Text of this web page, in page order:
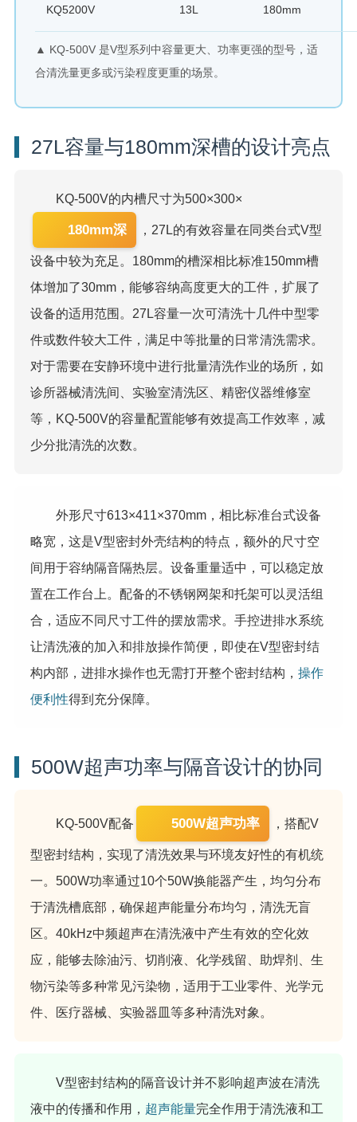
KQ5200V 13L 180mm
▲ KQ-500V 是V型系列中容量更大、功率更强的型号，适
合清洗量更多或污染程度更重的场景。
27L容量与180mm深槽的设计亮点
KQ-500V的内槽尺寸为500×300×
180mm深 ，27L的有效容量在同类台式V型
设备中较为充足。180mm的槽深相比标准150mm槽
体增加了30mm，能够容纳高度更大的工件，扩展了
设备的适用范围。27L容量一次可清洗十几件中型零
件或数件较大工件，满足中等批量的日常清洗需求。
对于需要在安静环境中进行批量清洗作业的场所，如
诊所器械清洗间、实验室清洗区、精密仪器维修室
等，KQ-500V的容量配置能够有效提高工作效率，减
少分批清洗的次数。
外形尺寸613×411×370mm，相比标准台式设备
略宽，这是V型密封外壳结构的特点，额外的尺寸空
间用于容纳隔音隔热层。设备重量适中，可以稳定放
置在工作台上。配备的不锈钢网架和托架可以灵活组
合，适应不同尺寸工件的摆放需求。手控进排水系统
让清洗液的加入和排放操作简便，即使在V型密封结
构内部，进排水操作也无需打开整个密封结构， 操作
便利性得到充分保障。
500W超声功率与隔音设计的协同
KQ-500V配备 500W超声功率 ，搭配V
型密封结构，实现了清洗效果与环境友好性的有机统
一。500W功率通过10个50W换能器产生，均匀分布
于清洗槽底部，确保超声能量分布均匀，清洗无盲
区。40kHz中频超声在清洗液中产生有效的空化效
应，能够去除油污、切削液、化学残留、助焊剂、生
物污染等多种常见污染物，适用于工业零件、光学元
件、医疗器械、实验器皿等多种清洗对象。
V型密封结构的隔音设计并不影响超声波在清洗
液中的传播和作用， 超声能量完全作用于清洗液和工